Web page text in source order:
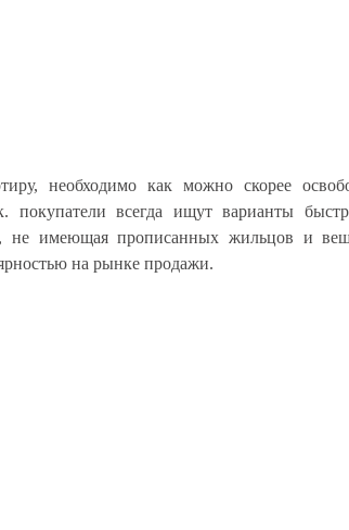
необходимо как можно скорее
покупатели всегда ищут варианты
не имеющая прописанных жильцов и
на рынке продажи.